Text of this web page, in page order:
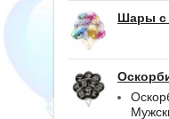
Шары с